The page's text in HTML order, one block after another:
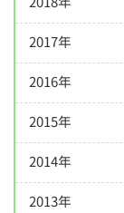
2017年
2016年
2015年
2014年
2013年